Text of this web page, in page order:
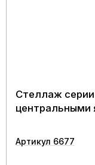
Стеллаж
Артикул 6677